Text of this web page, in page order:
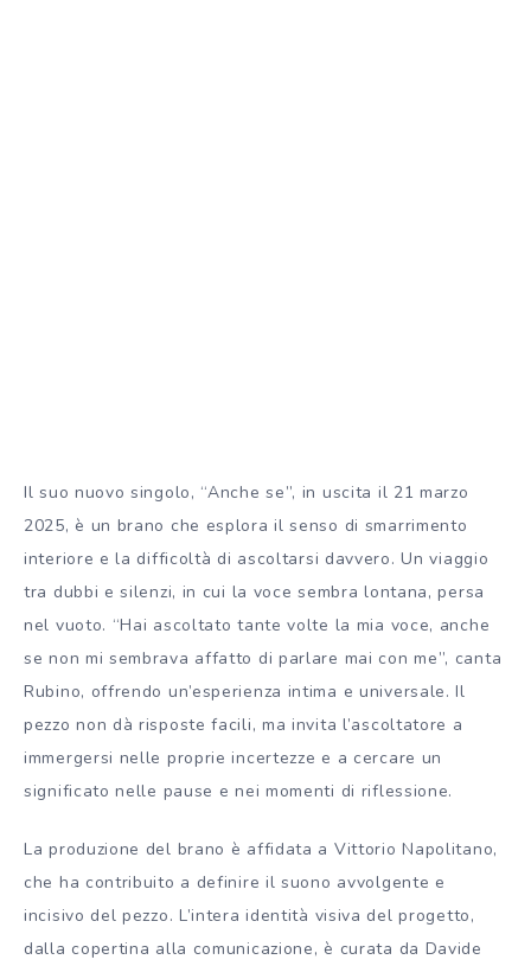
Il suo nuovo singolo, “Anche se”, in uscita il 21 marzo
2025, è un brano che esplora il senso di smarrimento
interiore e la difficoltà di ascoltarsi davvero. Un viaggio
tra dubbi e silenzi, in cui la voce sembra lontana, persa
nel vuoto. “Hai ascoltato tante volte la mia voce, anche
se non mi sembrava affatto di parlare mai con me”, canta
Rubino, offrendo un’esperienza intima e universale. Il
pezzo non dà risposte facili, ma invita l’ascoltatore a
immergersi nelle proprie incertezze e a cercare un
significato nelle pause e nei momenti di riflessione.
La produzione del brano è affidata a Vittorio Napolitano,
che ha contribuito a definire il suono avvolgente e
incisivo del pezzo. L’intera identità visiva del progetto,
dalla copertina alla comunicazione, è curata da Davide